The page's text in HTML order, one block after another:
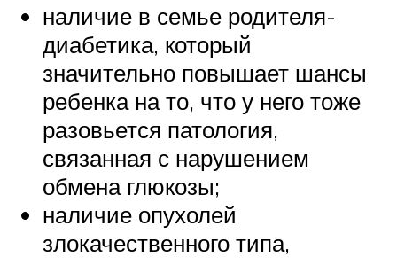
наличие в семье родителя-
диабетика, который
значительно повышает шансы
ребенка на то, что у него тоже
разовьется патология,
связанная с нарушением
обмена глюкозы;
наличие опухолей
злокачественного типа,